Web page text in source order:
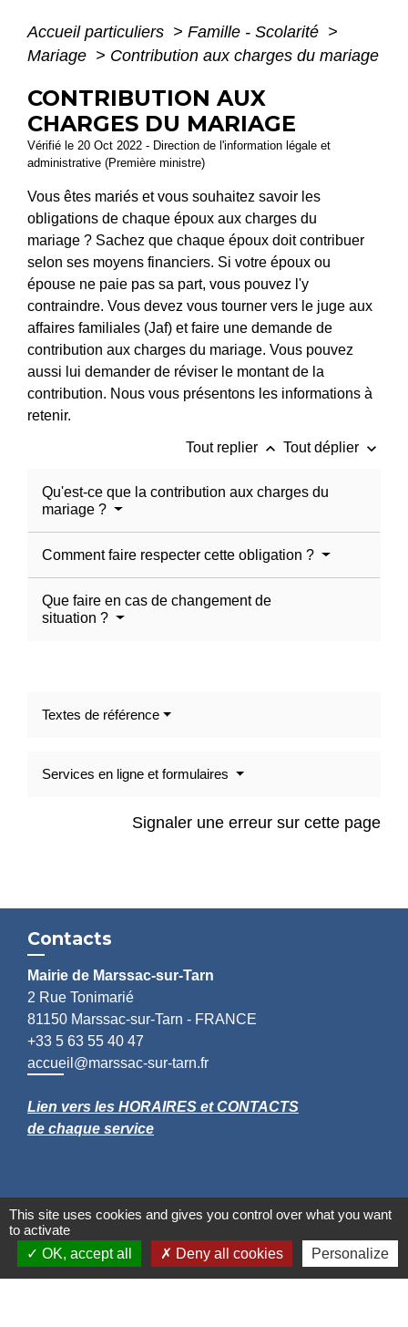
Accueil particuliers > Famille - Scolarité >
Mariage > Contribution aux charges du mariage
CONTRIBUTION AUX
CHARGES DU MARIAGE
Vérifié le 20 Oct 2022 - Direction de l'information légale et
administrative (Première ministre)
Vous êtes mariés et vous souhaitez savoir les
obligations de chaque époux aux charges du
mariage ? Sachez que chaque époux doit contribuer
selon ses moyens financiers. Si votre époux ou
épouse ne paie pas sa part, vous pouvez l'y
contraindre. Vous devez vous tourner vers le juge aux
affaires familiales (Jaf) et faire une demande de
contribution aux charges du mariage. Vous pouvez
aussi lui demander de réviser le montant de la
contribution. Nous vous présentons les informations à
retenir.
Tout replier keyboard_arrow_up Tout déplier keyboard_arrow_down
Qu'est-ce que la contribution aux charges du
mariage ?
Comment faire respecter cette obligation ?
Que faire en cas de changement de
situation ?
Textes de référence
Services en ligne et formulaires
Signaler une erreur sur cette page
Contacts
Mairie de Marssac-sur-Tarn
2 Rue Tonimarié
81150 Marssac-sur-Tarn - FRANCE
+33 5 63 55 40 47
accueil@marssac-sur-tarn.fr
Lien vers les HORAIRES et CONTACTS
de chaque service
This site uses cookies and gives you control over what you want
to activate
OK, accept all
Deny all cookies Personalize